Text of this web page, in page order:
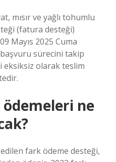
mısır ve yağlı tohumlu
(fatura desteği)
Mayıs 2025 Cuma
sürecini takip
eksiksiz olarak teslim
ne
fark ödeme desteği,